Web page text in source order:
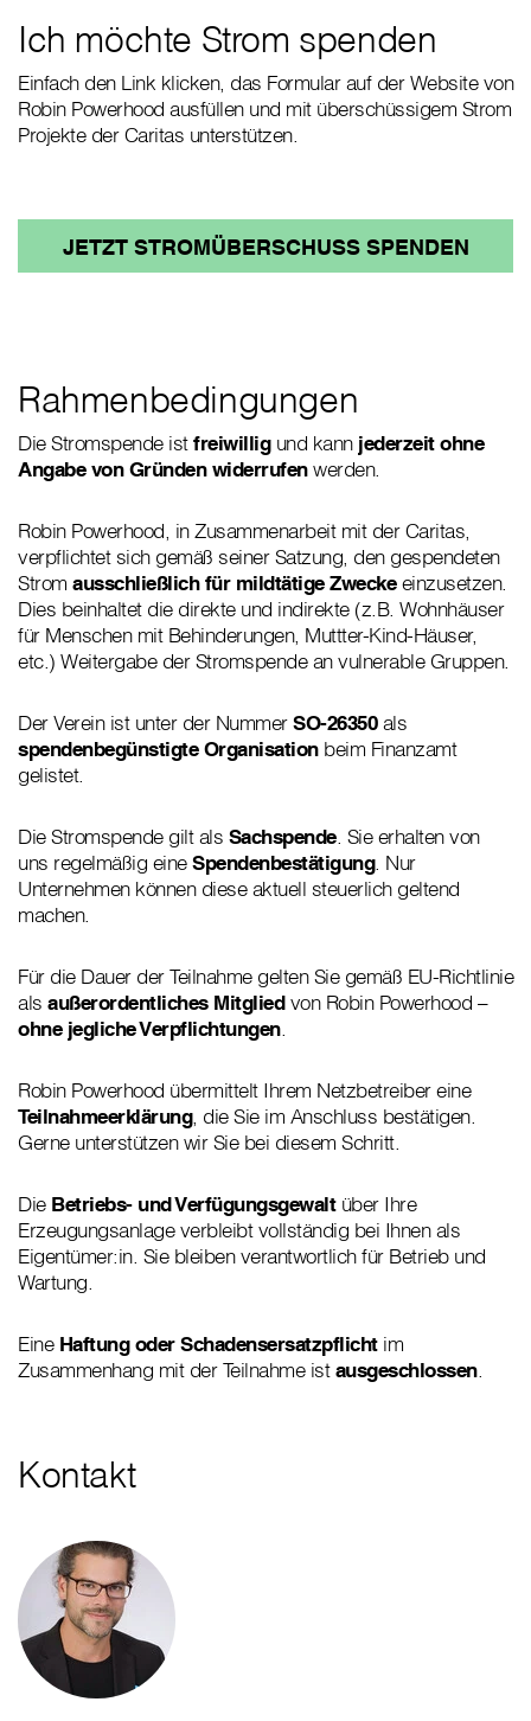
Ich möchte Strom spenden
Einfach den Link klicken, das Formular auf der Website von
Robin Powerhood ausfüllen und mit überschüssigem Strom
Projekte der Caritas unterstützen.
JETZT STROMÜBERSCHUSS SPENDEN
Rahmenbedingungen
Die Stromspende istfreiwilligund kann jederzeit ohne
Angabe von Gründen widerrufenwerden.
Robin Powerhood, in Zusammenarbeit mit der Caritas,
verpflichtet sich gemäß seiner Satzung, den gespendeten
Strom ausschließlich für mildtätige Zweckeeinzusetzen.
Dies beinhaltet die direkte und indirekte (z.B. Wohnhäuser
für Menschen mit Behinderungen, Muttter-Kind-Häuser,
etc.) Weitergabe der Stromspende an vulnerable Gruppen.
Der Verein ist unter der NummerSO-26350als
spendenbegünstigte Organisation beim Finanzamt
gelistet.
Die Stromspende gilt als Sachspende. Sie erhalten von
uns regelmäßig eineSpendenbestätigung. Nur
Unternehmen können diese aktuell steuerlich geltend
machen.
Für die Dauer der Teilnahme gelten Sie gemäß EU-Richtlinie
als außerordentliches Mitgliedvon Robin Powerhood –
ohne jegliche Verpflichtungen.
Robin Powerhood übermittelt Ihrem Netzbetreiber eine
Teilnahmeerklärung, die Sie im Anschluss bestätigen.
Gerne unterstützen wir Sie bei diesem Schritt.
Die Betriebs- und Verfügungsgewaltüber Ihre
Erzeugungsanlage verbleibt vollständig bei Ihnen als
Eigentümer:in. Sie bleiben verantwortlich für Betrieb und
Wartung.
Eine Haftung oder Schadensersatzpflichtim
Zusammenhang mit der Teilnahme istausgeschlossen.
Kontakt